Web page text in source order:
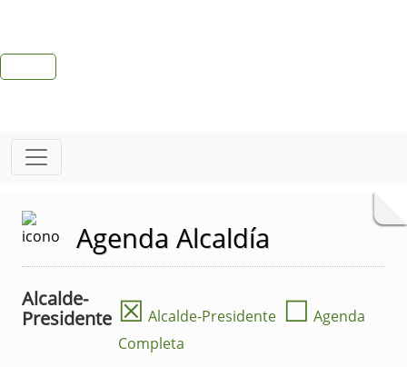
Agenda Alcaldía
Alcalde-
Presidente ☒ Alcalde-Presidente ☐ Agenda
Completa